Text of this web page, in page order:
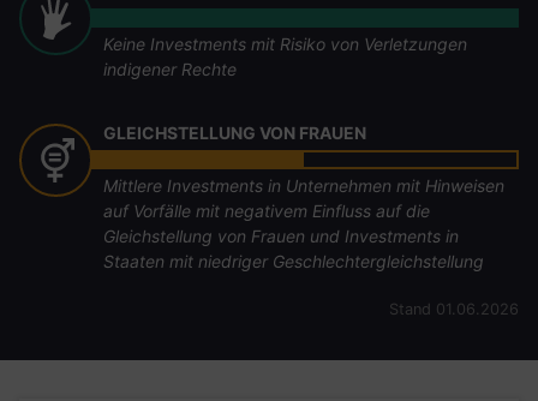
Keine Investments mit Risiko von Verletzungen
indigener Rechte
GLEICHSTELLUNG VON FRAUEN
Mittlere Investments in Unternehmen mit Hinweisen
auf Vorfälle mit negativem Einfluss auf die
Gleichstellung von Frauen und Investments in
Staaten mit niedriger Geschlechtergleichstellung
Stand 01.06.2026